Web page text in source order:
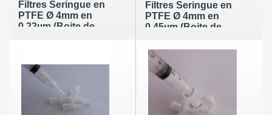
Filtres Seringue en
PTFE Ø 4mm en
0,22µm (Boite de
Filtres Seringue en
PTFE Ø 4mm en
0,45µm (Boite de